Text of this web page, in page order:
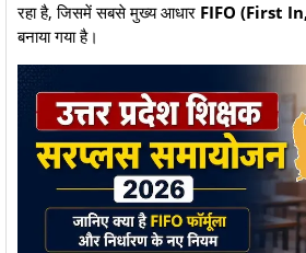
रहा है, जिसमें सबसे मुख्य आधार FIFO (First
बनाया गया है।